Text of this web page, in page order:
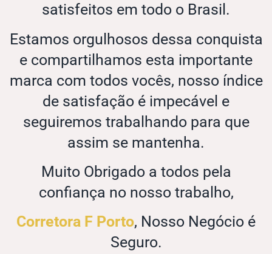
satisfeitos em todo o Brasil.
Estamos orgulhosos dessa conquista
e compartilhamos esta importante
marca com todos vocês, nosso índice
de satisfação é impecável e
seguiremos trabalhando para que
assim se mantenha.
Muito Obrigado a todos pela
confiança no nosso trabalho,
Corretora F Porto, Nosso Negócio é
Seguro.